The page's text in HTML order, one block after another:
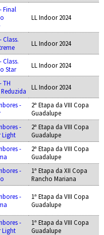
Final
LL Indoor 2024
Class.
LL Indoor 2024
Class.
Star
LL Indoor 2024
TH
LL Indoor 2024
-
2ª Etapa da VIII Copa
Guadalupe
-
Light
2ª Etapa da VIII Copa
Guadalupe
-
2ª Etapa da VIII Copa
Guadalupe
-
1ª Etapa da XII Copa
Rancho Mariana
-
1ª Etapa da VIII Copa
Guadalupe
-
Light
1ª Etapa da VIII Copa
Guadalupe